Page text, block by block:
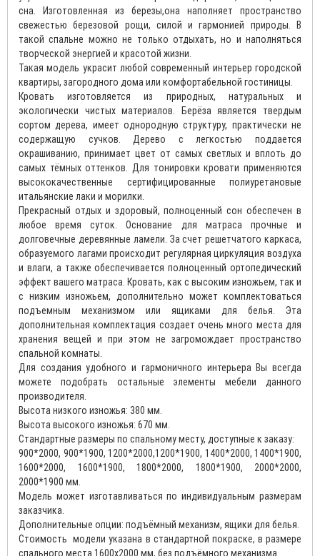
сна. Изготовленная из березы,она наполняет пространство
свежестью березовой рощи, силой и гармонией природы. В
такой спальне можно не только отдыхать, но и наполняться
творческой энергией и красотой жизни.
Такая модель украсит любой современный интерьер городской
квартиры, загородного дома или комфортабельной гостиницы.
Кровать изготовляется из природных, натуральных и
экологически чистых материалов. Берёза является твердым
сортом дерева, имеет однородную структуру, практически не
содержащую сучков. Дерево с легкостью поддается
окрашиванию, принимает цвет от самых светлых и вплоть до
самых тёмных оттенков. Для тонировки кровати применяются
высококачественные сертифицированные полиуретановые
итальянские лаки и морилки.
Прекрасный отдых и здоровый, полноценный сон обеспечен в
любое время суток. Основание для матраса прочные и
долговечные деревянные ламели. За счет решетчатого каркаса,
образуемого лагами происходит регулярная циркуляция воздуха
и влаги, а также обеспечивается полноценный ортопедический
эффект вашего матраса. Кровать, как с высоким изножьем, так и
с низким изножьем, дополнительно может комплектоваться
подъемным механизмом или ящиками для белья. Эта
дополнительная комплектация создает очень много места для
хранения вещей и при этом не загромождает пространство
спальной комнаты.
Для создания удобного и гармоничного интерьера Вы всегда
можете подобрать остальные элементы мебели данного
производителя.
Высота низкого изножья: 380 мм.
Высота высокого изножья: 670 мм.
Стандартные размеры по спальному месту, доступные к заказу:
900*2000, 900*1900, 1200*2000,1200*1900, 1400*2000, 1400*1900,
1600*2000, 1600*1900, 1800*2000, 1800*1900, 2000*2000,
2000*1900 мм.
Модель может изготавливаться по индивидуальным размерам
заказчика.
Дополнительные опции: подъёмный механизм, ящики для белья.
Стоимость модели указана в стандартной покраске, в размере
спального места 1600х2000 мм, без подъёмного механизма.